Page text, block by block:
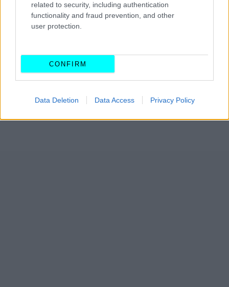
related to security, including authentication
functionality and fraud prevention, and other
user protection.
CONFIRM
Data Deletion Data Access Privacy Policy